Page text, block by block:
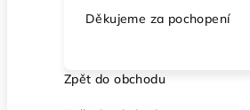
Děkujeme za pochopení
Zpět do obchodu